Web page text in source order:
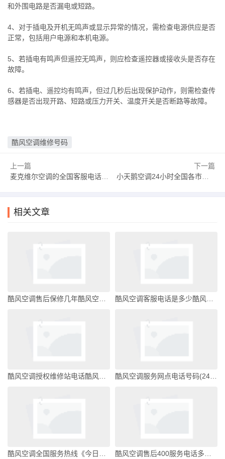
和外围电路是否漏电或短路。
4、对于插电及开机无鸣声或显示异常的情况，需检查电源供应是否
正常，包括用户电源和本机电源。
5、若插电有鸣声但遥控无鸣声，则应检查遥控器或接收头是否存在
故障。
6、若插电、遥控均有鸣声，但过几秒后出现保护动作，则需检查传
感器是否出现开路、短路或压力开关、温度开关是否断路等故障。
酷风空调维修号码
上一篇
麦克维尔空调的全国客服电话是多少麦克维尔空调售后维修中心电话
下一篇
小天鹅空调24小时全国各市售后服务点小天鹅空调维修24小时服务电话
相关文章